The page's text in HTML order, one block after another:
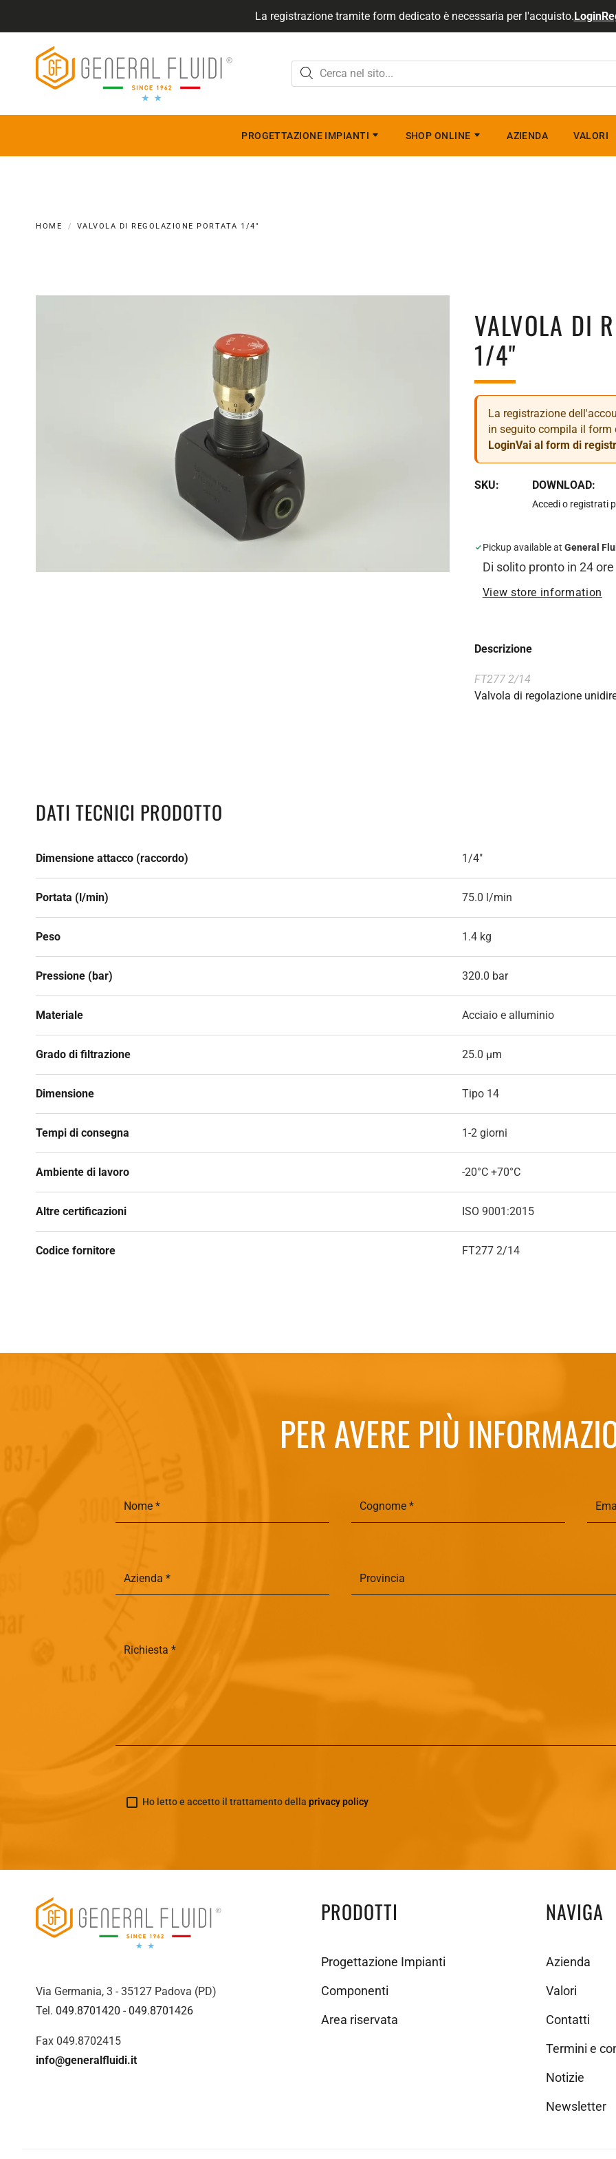
La registrazione tramite form dedicato è necessaria per l'acquisto.Login
GENERALFLUIDI
PROGETTAZIONE IMPIANTI SHOP ONLINE AZIENDA VALORI
HOME VALVOLA DI REGOLAZIONE PORTATA 1/4"
VALVOLA DI
1/4"
La registrazione
in seguito compila il form
LoginVai al form di
SKU: DOWNLOAD:
Accedi o registrati
Pickup available at General
Di solito pronto in 24 ore
View store information
Descrizione
FT277 2/14
Valvola di regolazione
DATI TECNICI PRODOTTO
Dimensione attacco (raccordo) 1/4"
Portata (l/min) 75.0 l/min
Peso 1.4 kg
Pressione (bar) 320.0 bar
Materiale Acciaio e alluminio
Grado di filtrazione 25.0 µm
Dimensione Tipo 14
Tempi di consegna 1-2 giorni
Ambiente di lavoro -20°C +70°C
Altre certificazioni ISO 9001:2015
Codice fornitore FT277 2/14
PER AVERE PIÙ
Ho letto e accetto il trattamento della privacy policy
Via Germania, 3 - 35127 Padova (PD)
Tel. 049.8701420 - 049.8701426
Fax 049.8702415
info@generalfluidi.it
PRODOTTI
Progettazione Impianti
Componenti
Area riservata
NAVIGA
Azienda
Valori
Contatti
Termini e
Notizie
Newsletter